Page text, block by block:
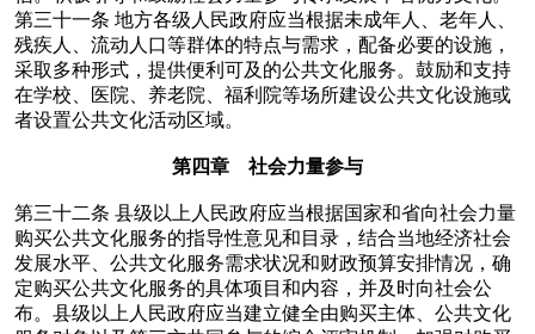
第三十一条 地方各级人民政府应当根据未成年人、老年人、
残疾人、流动人口等群体的特点与需求，配备必要的设施，
采取多种形式，提供便利可及的公共文化服务。鼓励和支持
在学校、医院、养老院、福利院等场所建设公共文化设施或
者设置公共文化活动区域。
第四章 社会力量参与
第三十二条 县级以上人民政府应当根据国家和省向社会力量
购买公共文化服务的指导性意见和目录，结合当地经济社会
发展水平、公共文化服务需求状况和财政预算安排情况，确
定购买公共文化服务的具体项目和内容，并及时向社会公
布。县级以上人民政府应当建立健全由购买主体、公共文化